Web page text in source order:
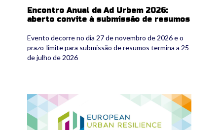
Encontro Anual da Ad Urbem 2026:
aberto convite à submissão de resumos
Evento decorre no dia 27 de novembro de 2026 e o
prazo-limite para submissão de resumos termina a 25
de julho de 2026
euresfo_2026.png